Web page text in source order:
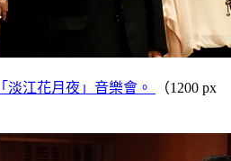
淡江花月夜」音樂會。
（1200 px